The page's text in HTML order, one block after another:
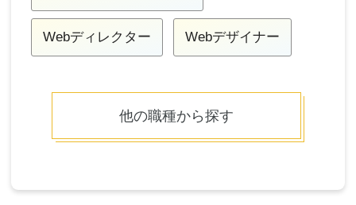
Webディレクター Webデザイナー
他の職種から探す